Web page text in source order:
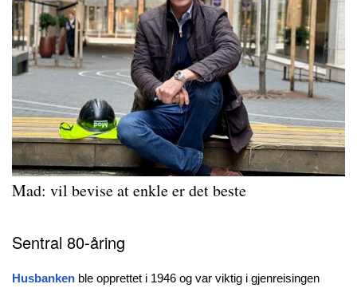
Mad: vil bevise at enkle er det beste
Sentral 80-åring
Husbanken ble opprettet i 1946 og var viktig i gjenreisingen